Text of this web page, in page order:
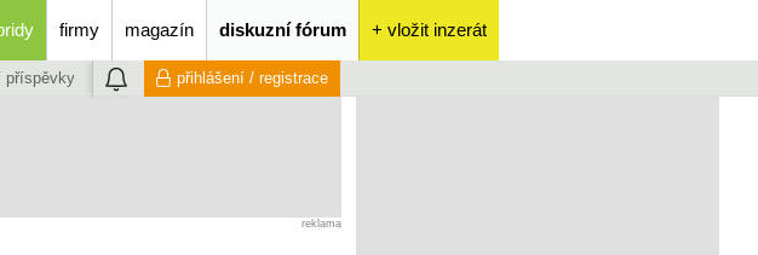
firmy magazín diskuzní fórum + vložit inzerát
příspěvky přihlášení / registrace
reklama